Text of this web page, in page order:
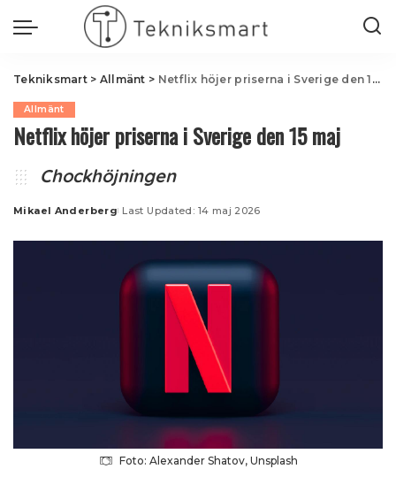
Tekniksmart> Allmänt > Netflix höjer priserna i Sverige den 15 maj
Allmänt
Netflix höjer priserna i Sverige den 15 maj
Chockhöjningen
Posted
Mikael Anderberg Last Updated: 14 maj 2026
Foto: Alexander Shatov, Unsplash